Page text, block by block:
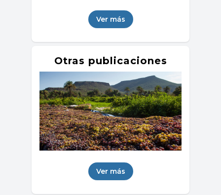
Ver más
Otras publicaciones
Ver más